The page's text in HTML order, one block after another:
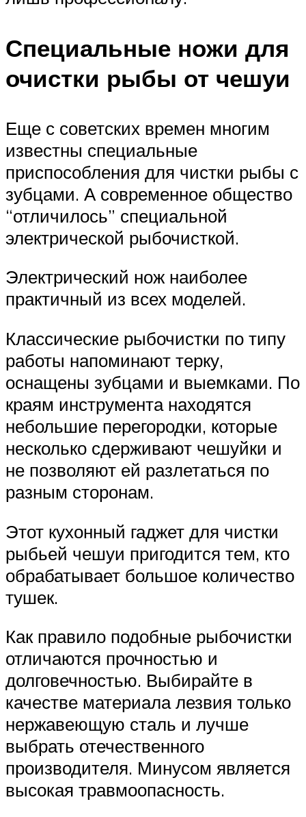
Специальные ножи для
очистки рыбы от чешуи
Еще с советских времен многим
известны специальные
приспособления для чистки рыбы с
зубцами. А современное общество
“отличилось” специальной
электрической рыбочисткой.
Электрический нож наиболее
практичный из всех моделей.
Классические рыбочистки по типу
работы напоминают терку,
оснащены зубцами и выемками. По
краям инструмента находятся
небольшие перегородки, которые
несколько сдерживают чешуйки и
не позволяют ей разлетаться по
разным сторонам.
Этот кухонный гаджет для чистки
рыбьей чешуи пригодится тем, кто
обрабатывает большое количество
тушек.
Как правило подобные рыбочистки
отличаются прочностью и
долговечностью. Выбирайте в
качестве материала лезвия только
нержавеющую сталь и лучше
выбрать отечественного
производителя. Минусом является
высокая травмоопасность.